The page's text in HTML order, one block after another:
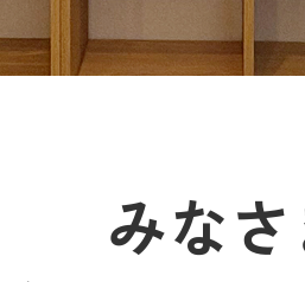
みな